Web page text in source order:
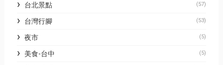
台北景點 (57)
台灣行腳 (53)
夜市 (5)
美食-台中 (5)